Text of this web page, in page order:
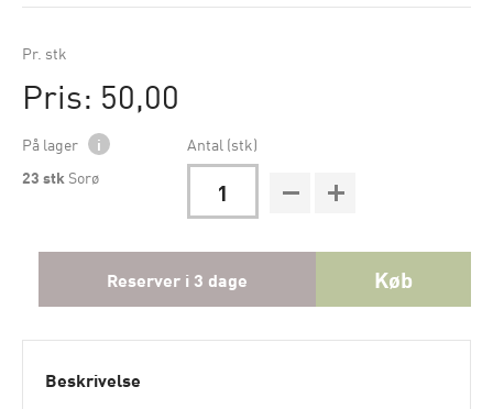
Pr. stk
Pris: 50,00
På lager
i
23 stk Sorø
Antal (stk)
Reserver i 3 dage Køb
Beskrivelse